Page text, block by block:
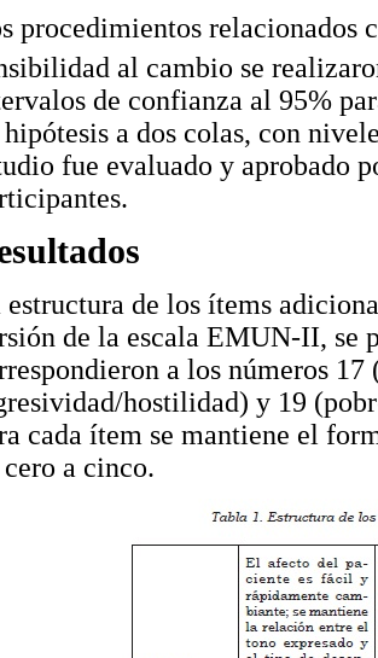
procedimientos relacionados
al cambio se
de confianza al 95%
hipótesis a dos colas, con
fue evaluado y aprobado
estructura de los ítems
de la escala EMUN-II, se
a los números
hostilidad) y 19
cada ítem se mantiene el
a cinco.